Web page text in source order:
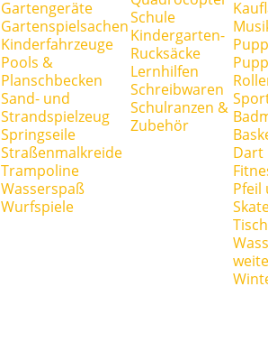
Gartengeräte
Gartenspielsachen
Kinderfahrzeuge
Pools &
Planschbecken
Sand- und
Strandspielzeug
Springseile
Straßenmalkreide
Trampoline
Wasserspaß
Wurfspiele
Schule
Kindergarten-
Rucksäcke
Lernhilfen
Schreibwaren
Schulranzen &
Zubehör
Dart
Pfeil